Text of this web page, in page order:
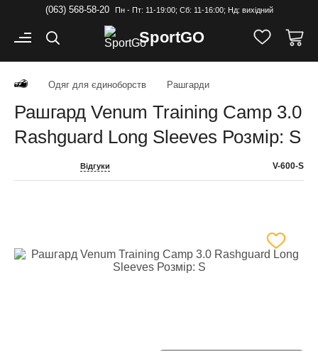
(063) 568-58-20 Пн - Пт: 11-19:00; Cб: 11-16:00; Нд: вихідний
SportGO
Одяг для єдиноборств Рашгарди
Рашгард Venum Training Camp 3.0
Rashguard Long Sleeves Розмір: S
Відгуки V-600-S